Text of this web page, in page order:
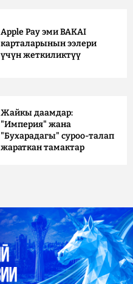
Apple Pay эми BAKAI
карталарынын ээлери
үчүн жеткиликтүү
Жайкы даамдар:
"Империя" жана
"Бухарадагы" суроо-талап
жараткан тамактар